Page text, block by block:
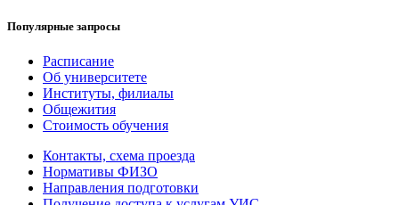
Популярные запросы
Расписание
Об университете
Институты, филиалы
Общежития
Стоимость обучения
Контакты, схема проезда
Нормативы ФИЗО
Направления подготовки